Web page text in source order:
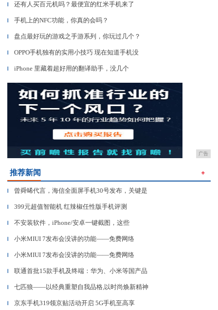
▎ 还有人买百元机吗？最便宜的红米手机来了
▎ 手机上的NFC功能，你真的会吗？
▎ 盘点最好玩的游戏之手游系列，你玩过几个？
▎ OPPO手机独有的实用小技巧 现在知道手机没
▎ iPhone 里藏着超好用的翻译助手，没几个
广告
推荐新闻 ＋
▎ 曾舜晞代言，海信全面屏手机30号发布，关键是
▎ 399元超值智能机 红辣椒任性版手机评测
▎ 不安装软件，iPhone/安卓一键截图，这些
▎ 小米MIUI 7发布会没讲的功能——免费网络
▎ 小米MIUI 7发布会没讲的功能——免费网络
▎ 联通首批15款手机及终端：华为、小米等国产品
▎ 七匹狼——以经典重塑自我品格,以时尚焕新精神
▎ 京东手机319领京贴活动开启 5G手机至高享